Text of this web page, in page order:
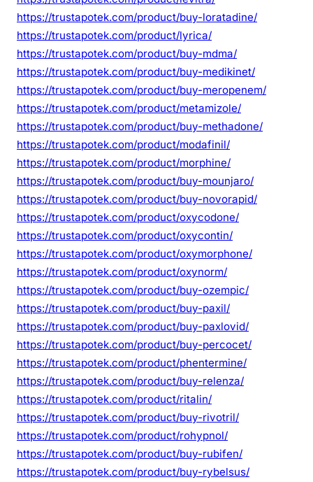
https://trustapotek.com/product/buy-loratadine/
https://trustapotek.com/product/lyrica/
https://trustapotek.com/product/buy-mdma/
https://trustapotek.com/product/buy-medikinet/
https://trustapotek.com/product/buy-meropenem/
https://trustapotek.com/product/metamizole/
https://trustapotek.com/product/buy-methadone/
https://trustapotek.com/product/modafinil/
https://trustapotek.com/product/morphine/
https://trustapotek.com/product/buy-mounjaro/
https://trustapotek.com/product/buy-novorapid/
https://trustapotek.com/product/oxycodone/
https://trustapotek.com/product/oxycontin/
https://trustapotek.com/product/oxymorphone/
https://trustapotek.com/product/oxynorm/
https://trustapotek.com/product/buy-ozempic/
https://trustapotek.com/product/buy-paxil/
https://trustapotek.com/product/buy-paxlovid/
https://trustapotek.com/product/buy-percocet/
https://trustapotek.com/product/phentermine/
https://trustapotek.com/product/buy-relenza/
https://trustapotek.com/product/ritalin/
https://trustapotek.com/product/buy-rivotril/
https://trustapotek.com/product/rohypnol/
https://trustapotek.com/product/buy-rubifen/
https://trustapotek.com/product/buy-rybelsus/